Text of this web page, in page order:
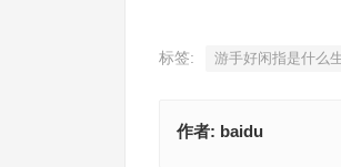
标签: 游手好闲指是什么
作者: baidu